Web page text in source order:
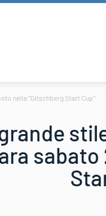
nella “Gitschberg Start Cup”